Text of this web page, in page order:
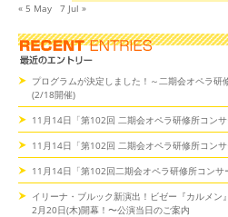
« 5 May 7 Jul »
プログラムが決定しました！～二期会オペラ
(2/18開催)
11月14日「第102回 二期会オペラ研修所コンサ
11月14日「第102回 二期会オペラ研修所コンサ
11月14日「第102回二期会オペラ研修所コンサ
イリーナ・ブルック新演出！ビゼー『カルメン
2月20日(木)開幕！〜公演当日のご案内